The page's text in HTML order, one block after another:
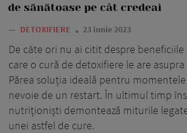
de sănătoase pe cât credeai
— DETOXIFIERE 23 iunie 2023
De câte ori nu ai citit despre
care o cură de detoxifiere le are
Părea soluția ideală pentru
nevoie de un restart. În ultimul timp
nutriționiști demontează miturile
unei astfel de cure.